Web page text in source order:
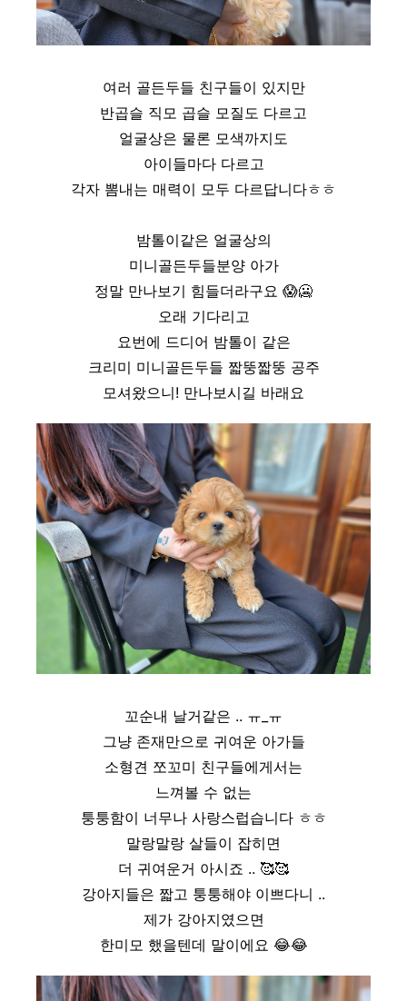
여러 골든두들 친구들이 있지만
반곱슬 직모 곱슬 모질도 다르고
얼굴상은 물론 모색까지도
아이들마다 다르고
각자 뽐내는 매력이 모두 다르답니다ㅎㅎ
밤톨이같은 얼굴상의
미니골든두들분양 아가
정말 만나보기 힘들더라구요 😱🥶
오래 기다리고
요번에 드디어 밤톨이 같은
크리미 미니골든두들 짧뚱짧뚱 공주
모셔왔으니! 만나보시길 바래요
꼬순내 날거같은 .. ㅠ_ㅠ
그냥 존재만으로 귀여운 아가들
소형견 쪼꼬미 친구들에게서는
느껴볼 수 없는
퉁퉁함이 너무나 사랑스럽습니다 ㅎㅎ
말랑말랑 살들이 잡히면
더 귀여운거 아시죠 .. 🥰🥰
강아지들은 짧고 퉁퉁해야 이쁘다니 ..
제가 강아지였으면
한미모 했을텐데 말이에요 😂😂